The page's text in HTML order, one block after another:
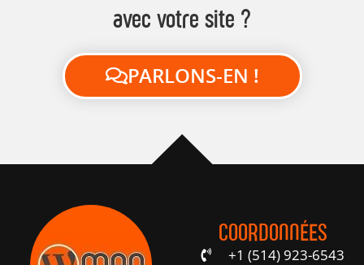
avec votre site ?
PARLONS-EN !
COORDONNÉES
+1 (514) 923-6543